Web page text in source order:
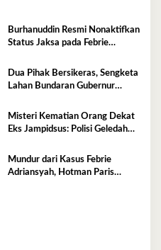
Burhanuddin Resmi Nonaktifkan
Status Jaksa pada Febrie
Dua Pihak Bersikeras, Sengketa
Lahan Bundaran Gubernur
Misteri Kematian Orang Dekat
Eks Jampidsus: Polisi Geledah
Mundur dari Kasus Febrie
Adriansyah, Hotman Paris